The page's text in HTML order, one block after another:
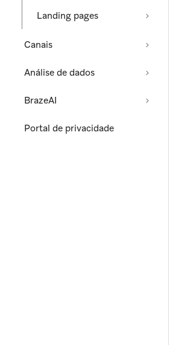
Landing pages
Canais
Análise de dados
BrazeAI
Portal de privacidade